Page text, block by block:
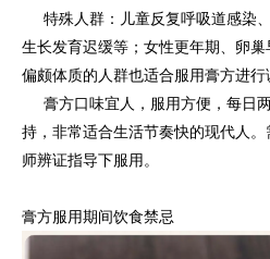
特殊人群：儿童反复呼吸道感染、
生长发育迟缓等；女性更年期、卵巢
偏颇体质的人群也适合服用膏方进行
膏方口味宜人，服用方便，每日
持，非常适合生活节奏快的现代人
师辨证指导下服用。
膏方服用期间饮食禁忌